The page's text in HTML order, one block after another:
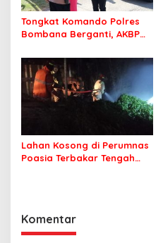
Tongkat Komando Polres
Bombana Berganti, AKBP
Kepolisian Bombana
Lahan Kosong di Perumnas
Poasia Terbakar Tengah
Komentar